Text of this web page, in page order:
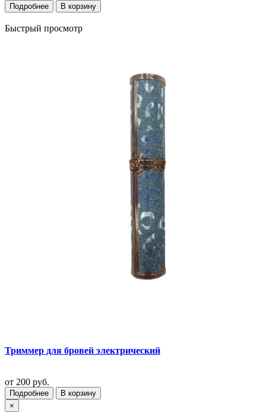
Подробнее В корзину
Быстрый просмотр
Триммер для бровей электрический
от 200 руб.
Подробнее
В корзину
×